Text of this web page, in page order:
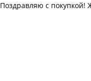
Поздравляю с покупкой!